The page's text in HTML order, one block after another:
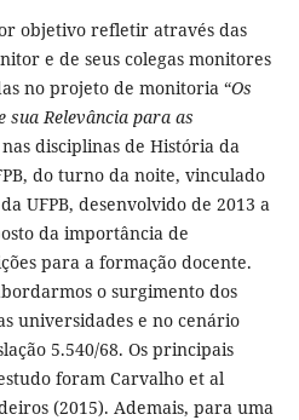
objetivo refletir através das
e de seus colegas monitores
no projeto de monitoria “Os
sua Relevância para as
disciplinas de História da
do turno da noite, vinculado
UFPB, desenvolvido de 2013 a
da importância de
para a formação docente.
o surgimento dos
universidades e no cenário
5.540/68. Os principais
foram Carvalho et al
(2015). Ademais, para uma